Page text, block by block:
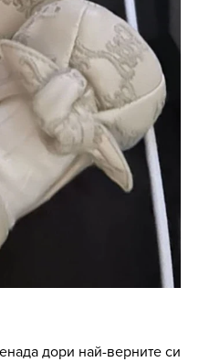
дори най-верните си